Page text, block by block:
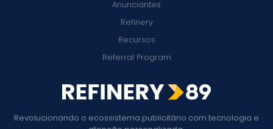
Revolucionando o ecossistema publicitário com tecnologia e
Anunciantes
Refinery
Recursos
Referral Program